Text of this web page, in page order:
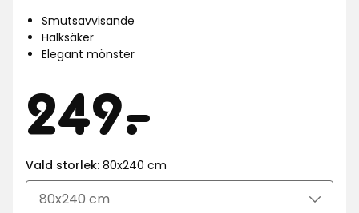
Smutsavvisande
Halksäker
Elegant mönster
Pris
249-
.
kr
Vald storlek: 80x240 cm